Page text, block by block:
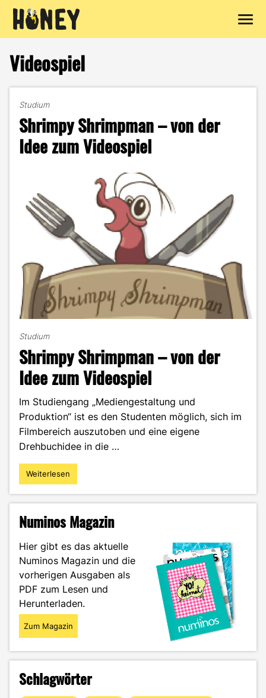
Inhalt
springen
Videospiel
Studium
Shrimpy Shrimpman – von der
Idee zum Videospiel
Studium
Shrimpy Shrimpman – von der
Idee zum Videospiel
Im Studiengang „Mediengestaltung und
Produktion“ ist es den Studenten möglich, sich im
Filmbereich auszutoben und eine eigene
Drehbuchidee in die …
"Shrimpy
Shrimpman
der
zum
Videospiel"
Weiterlesen
Numinos Magazin
Hier gibt es das aktuelle
Numinos Magazin und die
vorherigen Ausgaben als
PDF zum Lesen und
Herunterladen.
Zum Magazin
Schlagwörter